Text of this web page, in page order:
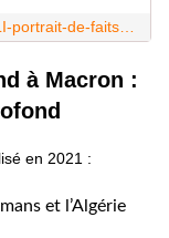
à Macron :
en 2021 :
et l’Algérie